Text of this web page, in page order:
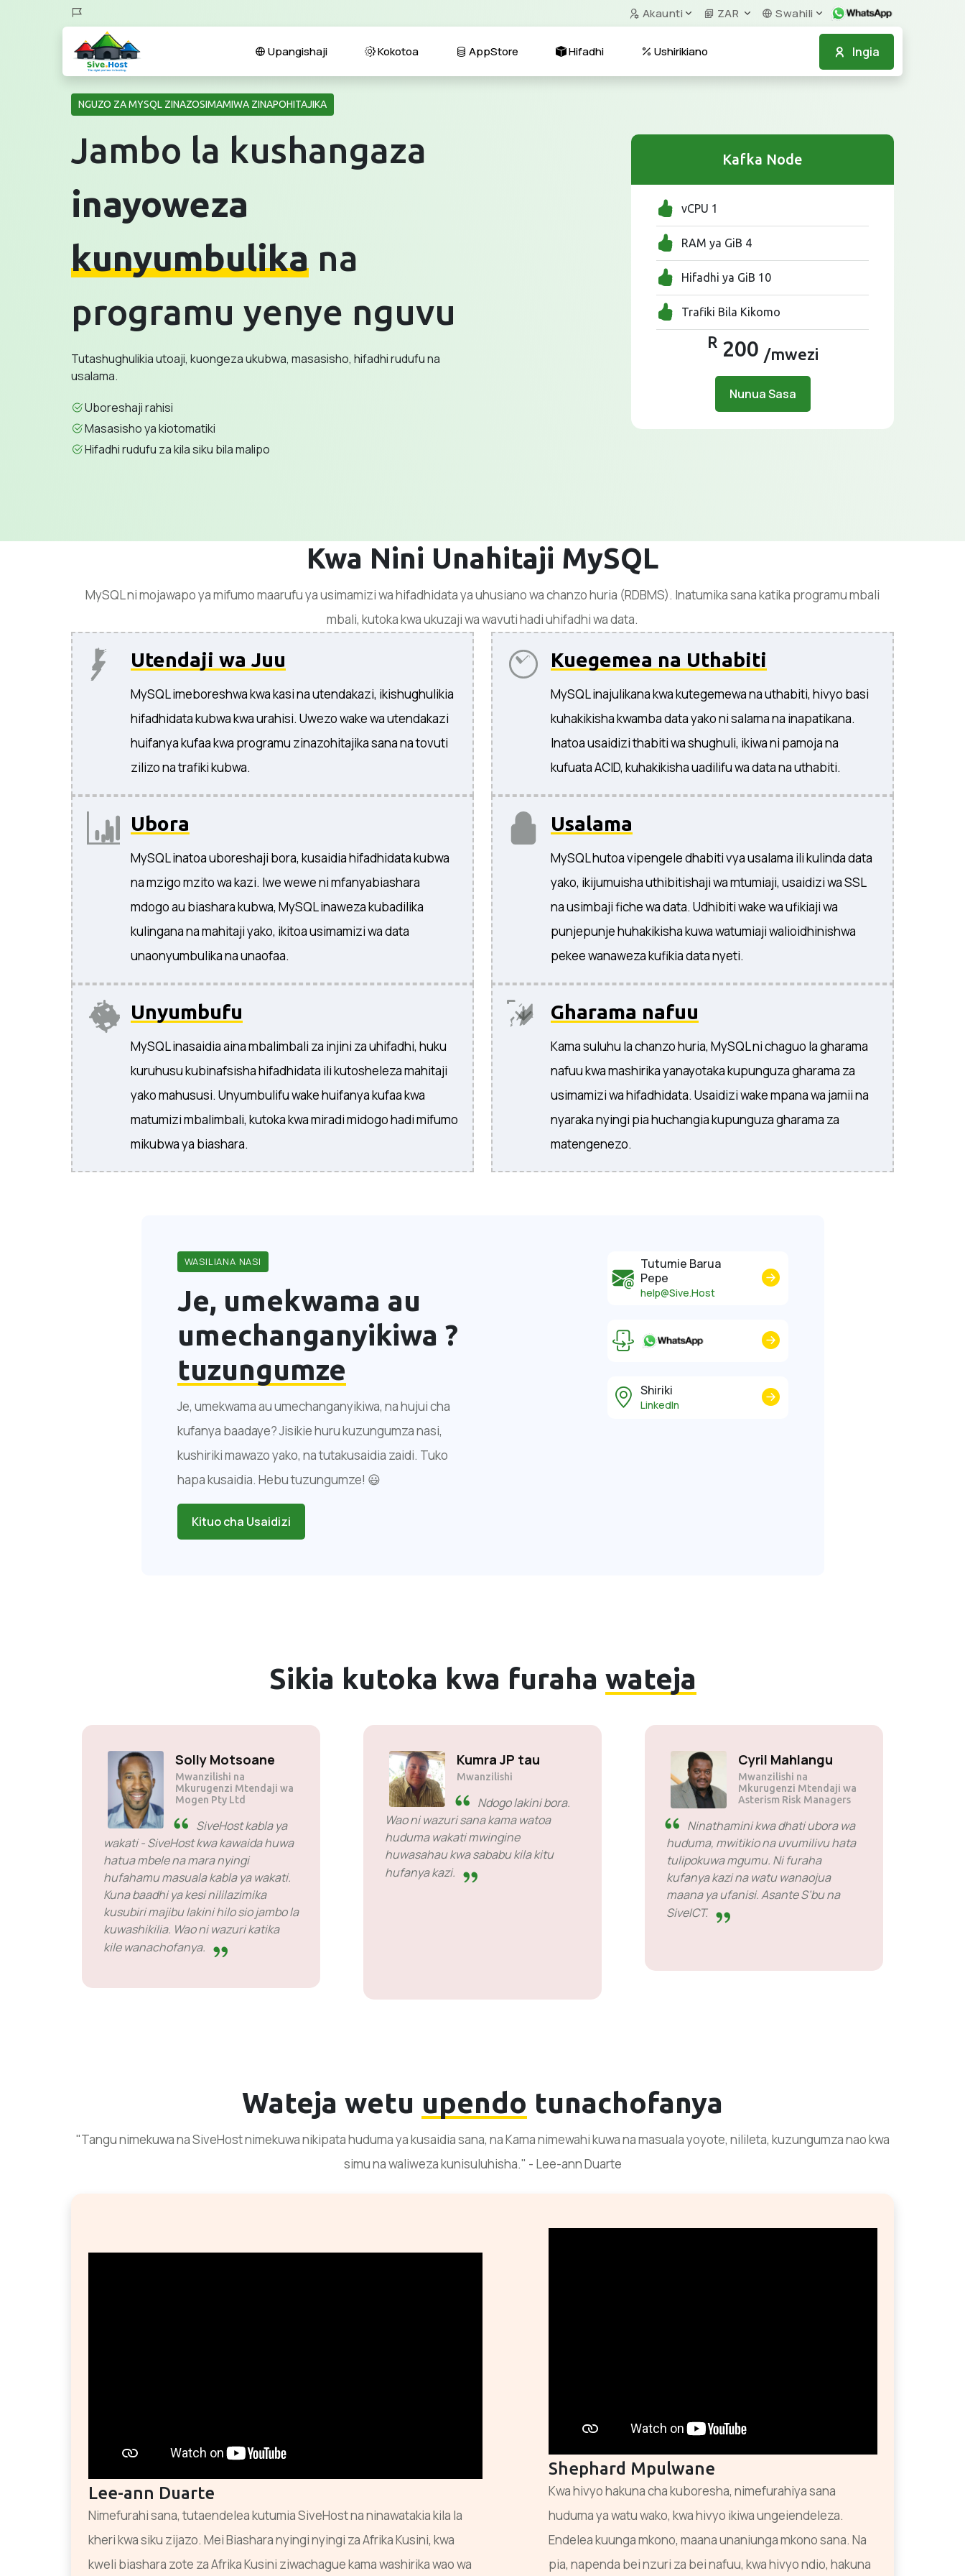
Akaunti ZAR Swahili
Ingia
Upangishaji Kokotoa AppStore Hifadhi Ushirikiano
NGUZO ZA MYSQL ZINAZOSIMAMIWA ZINAPOHITAJIKA
Jambo la kushangaza
inayoweza
kunyumbulika na
programu yenye nguvu
Tutashughulikia utoaji, kuongeza ukubwa, masasisho, hifadhi rudufu na
usalama.
Uboreshaji rahisi
Masasisho ya kiotomatiki
Hifadhi rudufu za kila siku bila malipo
Kafka Node
vCPU 1
RAM ya GiB 4
Hifadhi ya GiB 10
Trafiki Bila Kikomo
R200 /mwezi
Nunua Sasa
Kwa Nini Unahitaji MySQL
MySQL ni mojawapo ya mifumo maarufu ya usimamizi wa hifadhidata ya uhusiano wa chanzo huria (RDBMS). Inatumika sana katika programu mbali
mbali, kutoka kwa ukuzaji wa wavuti hadi uhifadhi wa data.
Utendaji wa Juu
MySQL imeboreshwa kwa kasi na utendakazi, ikishughulikia
hifadhidata kubwa kwa urahisi. Uwezo wake wa utendakazi
huifanya kufaa kwa programu zinazohitajika sana na tovuti
zilizo na trafiki kubwa.
Kuegemea na Uthabiti
MySQL inajulikana kwa kutegemewa na uthabiti, hivyo basi
kuhakikisha kwamba data yako ni salama na inapatikana.
Inatoa usaidizi thabiti wa shughuli, ikiwa ni pamoja na
kufuata ACID, kuhakikisha uadilifu wa data na uthabiti.
Ubora
MySQL inatoa uboreshaji bora, kusaidia hifadhidata kubwa
na mzigo mzito wa kazi. Iwe wewe ni mfanyabiashara
mdogo au biashara kubwa, MySQL inaweza kubadilika
kulingana na mahitaji yako, ikitoa usimamizi wa data
unaonyumbulika na unaofaa.
Usalama
MySQL hutoa vipengele dhabiti vya usalama ili kulinda data
yako, ikijumuisha uthibitishaji wa mtumiaji, usaidizi wa SSL
na usimbaji fiche wa data. Udhibiti wake wa ufikiaji wa
punjepunje huhakikisha kuwa watumiaji walioidhinishwa
pekee wanaweza kufikia data nyeti.
Unyumbufu
MySQL inasaidia aina mbalimbali za injini za uhifadhi, huku
kuruhusu kubinafsisha hifadhidata ili kutosheleza mahitaji
yako mahususi. Unyumbulifu wake huifanya kufaa kwa
matumizi mbalimbali, kutoka kwa miradi midogo hadi mifumo
mikubwa ya biashara.
Gharama nafuu
Kama suluhu la chanzo huria, MySQL ni chaguo la gharama
nafuu kwa mashirika yanayotaka kupunguza gharama za
usimamizi wa hifadhidata. Usaidizi wake mpana wa jamii na
nyaraka nyingi pia huchangia kupunguza gharama za
matengenezo.
WASILIANA NASI
Je, umekwama au
umechanganyikiwa ?
tuzungumze
Je, umekwama au umechanganyikiwa, na hujui cha
kufanya baadaye? Jisikie huru kuzungumza nasi,
kushiriki mawazo yako, na tutakusaidia zaidi. Tuko
hapa kusaidia. Hebu tuzungumze! 😃
Kituo cha Usaidizi
Tutumie Barua
Pepe
help@Sive.Host
Shiriki
LinkedIn
Sikia kutoka kwa furaha wateja
Solly Motsoane
Mwanzilishi na
Mkurugenzi Mtendaji wa
Mogen Pty Ltd
SiveHost kabla ya
wakati - SiveHost kwa kawaida huwa
hatua mbele na mara nyingi
hufahamu masuala kabla ya wakati.
Kuna baadhi ya kesi nililazimika
kusubiri majibu lakini hilo sio jambo la
kuwashikilia. Wao ni wazuri katika
kile wanachofanya.
Kumra JP tau
Mwanzilishi
Ndogo lakini bora.
Wao ni wazuri sana kama watoa
huduma wakati mwingine
huwasahau kwa sababu kila kitu
hufanya kazi.
Cyril Mahlangu
Mwanzilishi na
Mkurugenzi Mtendaji wa
Asterism Risk Managers
Ninathamini kwa dhati ubora wa
huduma, mwitikio na uvumilivu hata
tulipokuwa mgumu. Ni furaha
kufanya kazi na watu wanaojua
maana ya ufanisi. Asante S’bu na
SiveICT.
Wateja wetu upendo tunachofanya
"Tangu nimekuwa na SiveHost nimekuwa nikipata huduma ya kusaidia sana, na Kama nimewahi kuwa na masuala yoyote, nilileta, kuzungumza nao kwa
simu na waliweza kunisuluhisha." - Lee-ann Duarte
Shephard Mpulwane
Kwa hivyo hakuna cha kuboresha, nimefurahiya sana
huduma ya watu wako, kwa hivyo ikiwa ungeiendeleza.
Endelea kuunga mkono, maana unaniunga mkono sana. Na
pia, napenda bei nzuri za bei nafuu, kwa hivyo ndio, hakuna
Lee-ann Duarte
Nimefurahi sana, tutaendelea kutumia SiveHost na ninawatakia kila la
kheri kwa siku zijazo. Mei Biashara nyingi nyingi za Afrika Kusini, kwa
kweli biashara zote za Afrika Kusini ziwachague kama washirika wao wa